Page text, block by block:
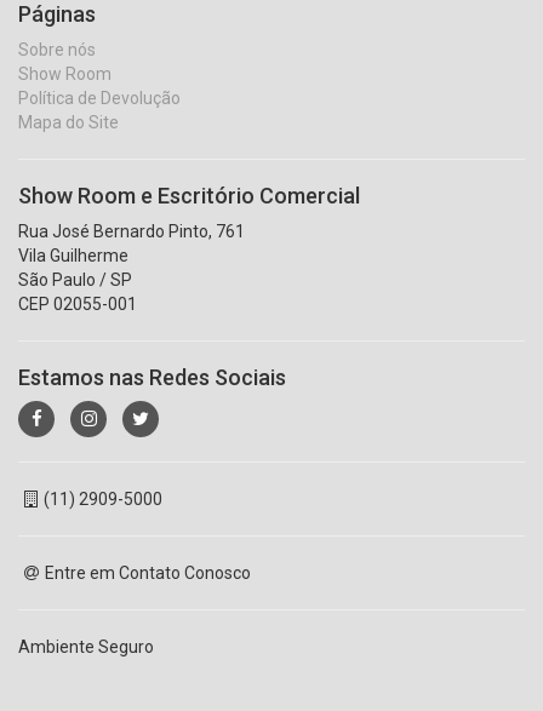
Páginas
Sobre nós
Show Room
Política de Devolução
Mapa do Site
Show Room e Escritório Comercial
Rua José Bernardo Pinto, 761
Vila Guilherme
São Paulo / SP
CEP 02055-001
Estamos nas Redes Sociais
(11) 2909-5000
Entre em Contato Conosco
Ambiente Seguro